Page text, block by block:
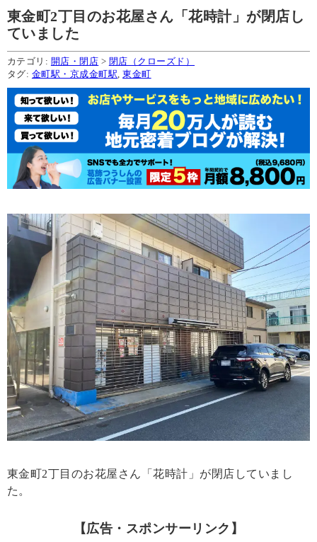
東金町2丁目のお花屋さん「花時計」が閉店し
ていました
カテゴリ: 開店・閉店 > 閉店（クローズド）
タグ: 金町駅・京成金町駅 ,東金町
東金町2丁目のお花屋さん「花時計」が閉店していまし
た。
【広告・スポンサーリンク】